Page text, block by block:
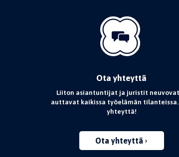
Ota yhteyttä
Liiton asiantuntijat ja juristit
auttavat kaikissa työelämän
yhteyttä!
Ota yhteyttä